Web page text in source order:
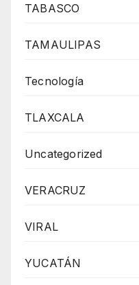
TABASCO
TAMAULIPAS
Tecnología
TLAXCALA
Uncategorized
VERACRUZ
VIRAL
YUCATÁN